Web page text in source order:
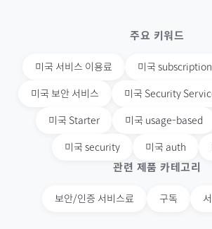
주요 키워드
미국 서비스 이용료 미국 subscription
미국 보안 서비스 미국 Security
미국 Starter 미국 usage-based
미국 security 미국 auth
관련 제품 카테고리
보안/인증 서비스료 구독